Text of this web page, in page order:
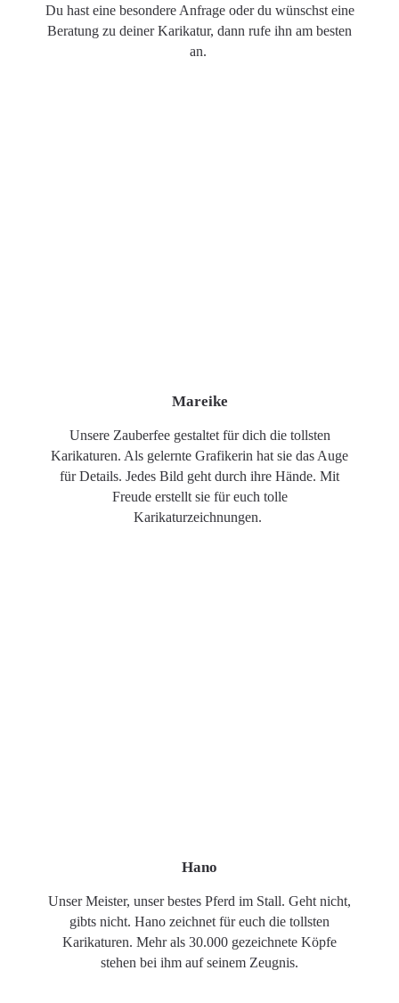
Du hast eine besondere Anfrage oder du wünschst eine
Beratung zu deiner Karikatur, dann rufe ihn am besten
an.
Mareike
Unsere Zauberfee gestaltet für dich die tollsten
Karikaturen. Als gelernte Grafikerin hat sie das Auge
für Details. Jedes Bild geht durch ihre Hände. Mit
Freude erstellt sie für euch tolle
Karikaturzeichnungen.
Hano
Unser Meister, unser bestes Pferd im Stall. Geht nicht,
gibts nicht. Hano zeichnet für euch die tollsten
Karikaturen. Mehr als 30.000 gezeichnete Köpfe
stehen bei ihm auf seinem Zeugnis.